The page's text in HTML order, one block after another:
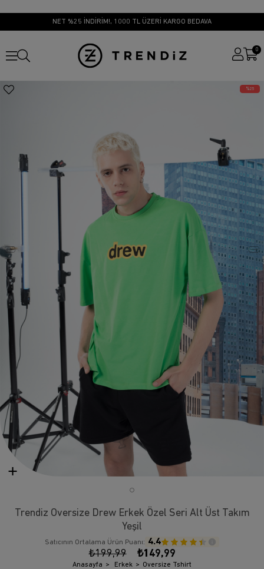
NET %25 İNDİRİM!, 1000 TL ÜZERİ KARGO BEDAVA
0
25
Trendiz Oversize Drew Erkek Özel Seri Alt Üst Takım
Yeşil
Satıcının Ortalama Ürün Puanı: 4.4
₺199,99 ₺149,99
Anasayfa Erkek Oversize Tshirt